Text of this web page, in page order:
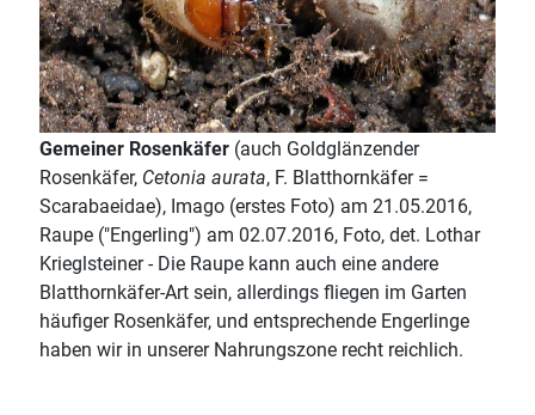
Gemeiner Rosenkäfer (auch Goldglänzender
Rosenkäfer, Cetonia aurata, F. Blatthornkäfer =
Scarabaeidae), Imago (erstes Foto) am 21.05.2016,
Raupe ("Engerling") am 02.07.2016, Foto, det. Lothar
Krieglsteiner - Die Raupe kann auch eine andere
Blatthornkäfer-Art sein, allerdings fliegen im Garten
häufiger Rosenkäfer, und entsprechende Engerlinge
haben wir in unserer Nahrungszone recht reichlich.